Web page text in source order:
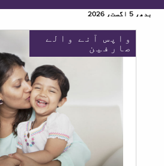
بدھ، 5 اگست، 2026
واپس آنے والے
صارفین